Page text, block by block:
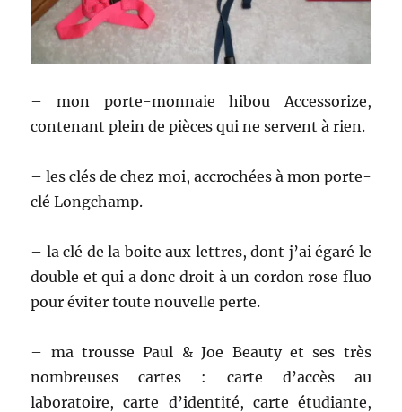
– mon porte-monnaie hibou Accessorize,
contenant plein de pièces qui ne servent à rien.
– les clés de chez moi, accrochées à mon porte-
clé Longchamp.
– la clé de la boite aux lettres, dont j’ai égaré le
double et qui a donc droit à un cordon rose fluo
pour éviter toute nouvelle perte.
– ma trousse Paul & Joe Beauty et ses très
nombreuses cartes : carte d’accès au
laboratoire, carte d’identité, carte étudiante,